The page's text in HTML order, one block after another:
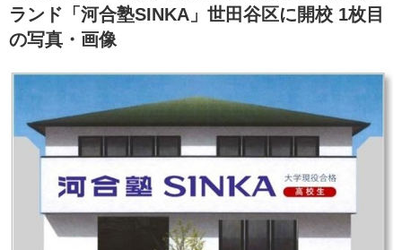
ランド「河合塾SINKA」世田谷区に開校 1枚目
の写真・画像